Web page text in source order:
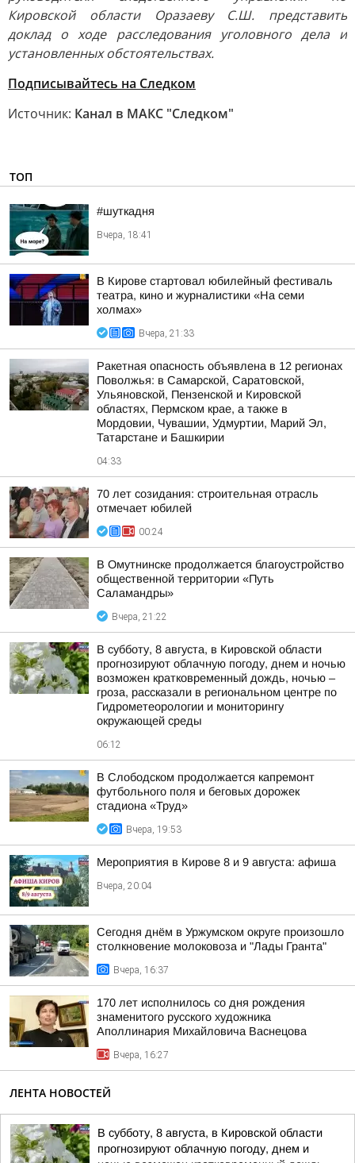
Кировской области Оразаеву С.Ш. представить
доклад о ходе расследования уголовного дела и
установленных обстоятельствах.
Подписывайтесь на Следком
Источник: Канал в МАКС "Следком"
ТОП
#шуткадня
Вчера, 18:41
В Кирове стартовал юбилейный фестиваль
театра, кино и журналистики «На семи
холмах»
Вчера, 21:33
Ракетная опасность объявлена в 12 регионах
Поволжья: в Самарской, Саратовской,
Ульяновской, Пензенской и Кировской
областях, Пермском крае, а также в
Мордовии, Чувашии, Удмуртии, Марий Эл,
Татарстане и Башкирии
04:33
70 лет созидания: строительная отрасль
отмечает юбилей
00:24
В Омутнинске продолжается благоустройство
общественной территории «Путь
Саламандры»
Вчера, 21:22
В субботу, 8 августа, в Кировской области
прогнозируют облачную погоду, днем и ночью
возможен кратковременный дождь, ночью –
гроза, рассказали в региональном центре по
Гидрометеорологии и мониторингу
окружающей среды
06:12
В Слободском продолжается капремонт
футбольного поля и беговых дорожек
стадиона «Труд»
Вчера, 19:53
Мероприятия в Кирове 8 и 9 августа: афиша
Вчера, 20:04
Сегодня днём в Уржумском округе произошло
столкновение молоковоза и "Лады Гранта"
Вчера, 16:37
170 лет исполнилось со дня рождения
знаменитого русского художника
Аполлинария Михайловича Васнецова
Вчера, 16:27
ЛЕНТА НОВОСТЕЙ
В субботу, 8 августа, в Кировской области
прогнозируют облачную погоду, днем и